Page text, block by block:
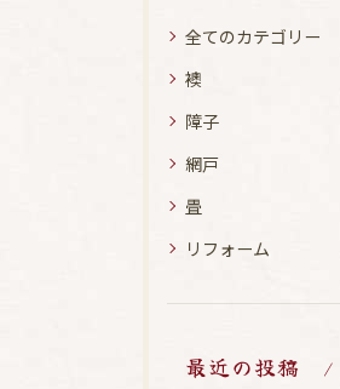
全てのカテゴリー
襖
障子
網戸
畳
リフォーム
最近の投稿